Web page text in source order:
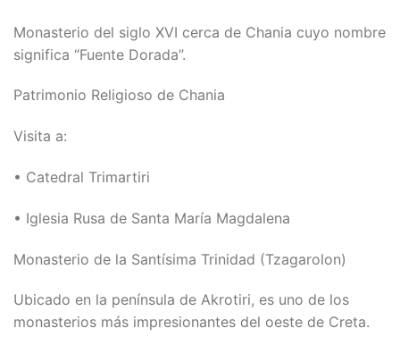
Monasterio del siglo XVI cerca de Chania cuyo nombre
significa “Fuente Dorada”.
Patrimonio Religioso de Chania
Visita a:
• Catedral Trimartiri
• Iglesia Rusa de Santa María Magdalena
Monasterio de la Santísima Trinidad (Tzagarolon)
Ubicado en la península de Akrotiri, es uno de los
monasterios más impresionantes del oeste de Creta.